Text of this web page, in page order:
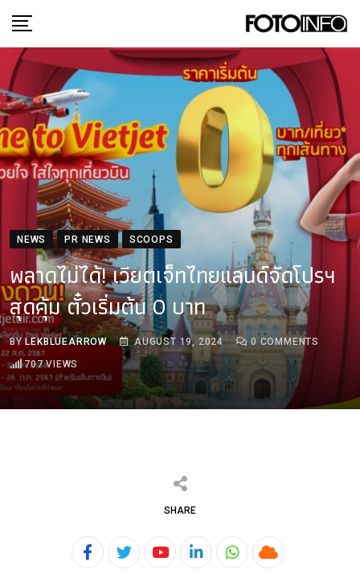
to
content
NEWS PR NEWS SCOOPS
พลาดไม่ได้! เวียตเจ็ทไทยแลนด์จัดโปรฯ
สุดคุ้ม ตั๋วเริ่มต้น 0 บาท
BYLEKBLUEARROW AUGUST 19, 2024 0COMMENTS
707VIEWS
SHARE
YoutubeLinkedInWhatsapp
Cloud